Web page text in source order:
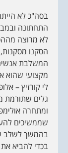
בסה"כ לא
התחתונה
לא מרוצה
הסקנו
המשלבת אנשים
מקצועי שהוא
גלים שתורמת
ומתחרה
שממשיכים
בהמשך לשלב
בכדי להביא